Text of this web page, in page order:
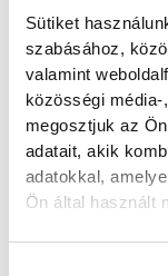
Sütiket
szabásához,
valamint
közösségi
megosztjuk az
adatait, akik
adatokkal,
Ön által használt
A
hírt
szikla
Újra
hírnöke!
jelentett